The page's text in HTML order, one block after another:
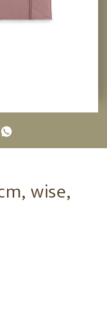
wise,